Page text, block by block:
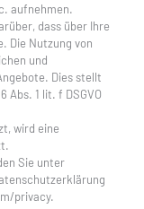
aufnehmen.
dass über Ihre
Die Nutzung von
und
Dies stellt
Abs. 1 lit. f DSGVO
wird eine
Sie unter
privacy.